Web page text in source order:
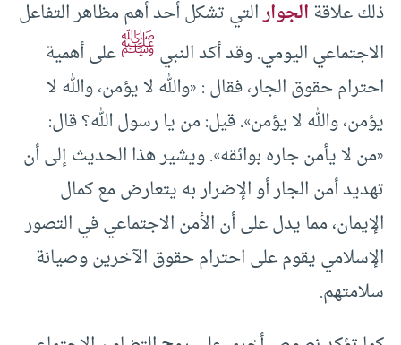
ذلك علاقةالجوارالتي تشكل أحد أهم مظاهر التفاعل
الاجتماعي اليومي. وقد أكد النبيﷺعلى أهمية
احترام حقوق الجار، فقال : «والله لا يؤمن، والله لا
يؤمن، والله لا يؤمن». قيل: من يا رسول الله؟ قال:
«من لا يأمن جاره بوائقه». ويشير هذا الحديث إلى أن
تهديد أمن الجار أو الإضرار به يتعارض مع كمال
الإيمان، مما يدل على أن الأمن الاجتماعي في التصور
الإسلامي يقوم على احترام حقوق الآخرين وصيانة
سلامتهم.